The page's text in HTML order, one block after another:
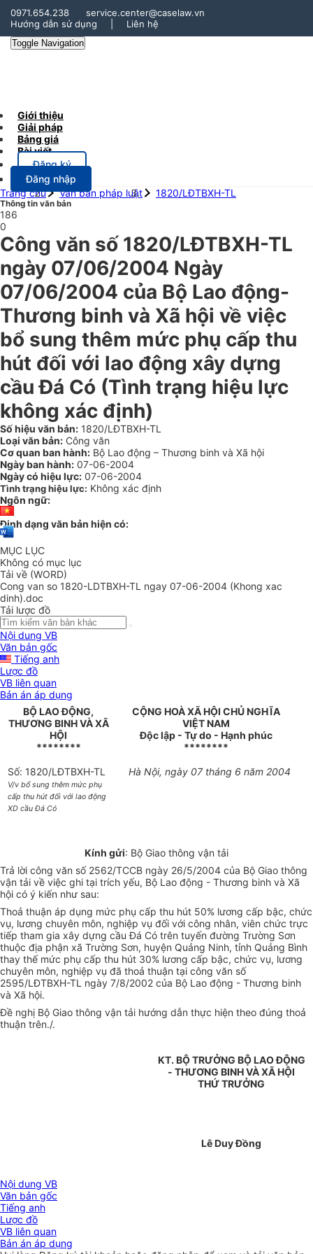
0971.654.238
service.center@caselaw.vn
Hướng dẫn sử dụng
Liên hệ
Toggle Navigation
Giới thiệu
Giải pháp
Bảng giá
Bài viết
Đăng ký
Đăng nhập
Trang chủ
Văn bản pháp luật 1820/LĐTBXH-TL
Thông tin văn bản
186
0
Công văn số 1820/LĐTBXH-TL
ngày 07/06/2004 Ngày
07/06/2004 của Bộ Lao động-
Thương binh và Xã hội về việc
bổ sung thêm mức phụ cấp thu
hút đối với lao động xây dựng
cầu Đá Có (Tình trạng hiệu lực
không xác định)
Số hiệu văn bản: 1820/LĐTBXH-TL
Loại văn bản: Công văn
Cơ quan ban hành: Bộ Lao động – Thương binh và Xã hội
Ngày ban hành: 07-06-2004
Ngày có hiệu lực: 07-06-2004
Tình trạng hiệu lực: Không xác định
Ngôn ngữ:
Định dạng văn bản hiện có:
MỤC LỤC
Không có mục lục
Tải về (WORD)
Cong van so 1820-LDTBXH-TL ngay 07-06-2004 (Khong xac
dinh).doc
Tải lược đồ
Nội dung VB
Văn bản gốc
Tiếng anh
Lược đồ
VB liên quan
Bản án áp dụng
BỘ LAO ĐỘNG,
THƯƠNG BINH VÀ XÃ
HỘI
********
CỘNG HOÀ XÃ HỘI CHỦ NGHĨA
VIỆT NAM
Độc lập - Tự do - Hạnh phúc
********
Số: 1820/LĐTBXH-TL
V/v bổ sung thêm mức phụ
cấp thu hút đối với lao động
XD cầu Đá Có
Hà Nội, ngày 07 tháng 6 năm 2004
Kính gửi: Bộ Giao thông vận tải
Trả lời công văn số 2562/TCCB ngày 26/5/2004 của Bộ Giao thông
vận tải về việc ghi tại trích yếu, Bộ Lao động - Thương binh và Xã
hội có ý kiến như sau:
Thoả thuận áp dụng mức phụ cấp thu hút 50% lương cấp bậc, chức
vụ, lương chuyên môn, nghiệp vụ đối với công nhân, viên chức trực
tiếp tham gia xây dựng cầu Đá Có trên tuyến đường Trường Sơn
thuộc địa phận xã Trường Sơn, huyện Quảng Ninh, tỉnh Quảng Bình
thay thế mức phụ cấp thu hút 30% lương cấp bậc, chức vụ, lương
chuyên môn, nghiệp vụ đã thoả thuận tại công văn số
2595/LĐTBXH-TL ngày 7/8/2002 của Bộ Lao động - Thương binh
và Xã hội.
Đề nghị Bộ Giao thông vận tải hướng dẫn thực hiện theo đúng thoả
thuận trên./.
KT. BỘ TRƯỞNG BỘ LAO ĐỘNG
- THƯƠNG BINH VÀ XÃ HỘI
THỨ TRƯỞNG
Lê Duy Đồng
Nội dung VB
Văn bản gốc
Tiếng anh
Lược đồ
VB liên quan
Bản án áp dụng